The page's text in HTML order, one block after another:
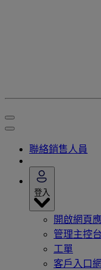
聯絡銷售人員
登入
開啟網頁
管理主控台
工單
客戶入口